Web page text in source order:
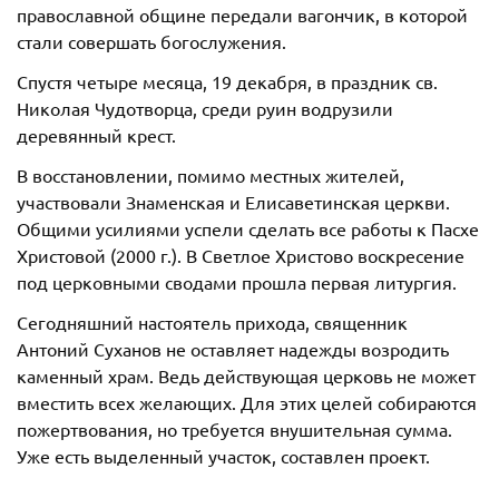
православной общине передали вагончик, в которой
стали совершать богослужения.
Спустя четыре месяца, 19 декабря, в праздник св.
Николая Чудотворца, среди руин водрузили
деревянный крест.
В восстановлении, помимо местных жителей,
участвовали Знаменская и Елисаветинская церкви.
Общими усилиями успели сделать все работы к Пасхе
Христовой (2000 г.). В Светлое Христово воскресение
под церковными сводами прошла первая литургия.
Сегодняшний настоятель прихода, священник
Антоний Суханов не оставляет надежды возродить
каменный храм. Ведь действующая церковь не может
вместить всех желающих. Для этих целей собираются
пожертвования, но требуется внушительная сумма.
Уже есть выделенный участок, составлен проект.